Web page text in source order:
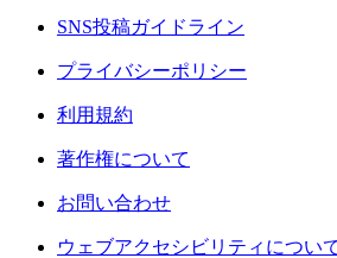
SNS投稿ガイドライン
プライバシーポリシー
利用規約
著作権について
お問い合わせ
ウェブアクセシビリティについ